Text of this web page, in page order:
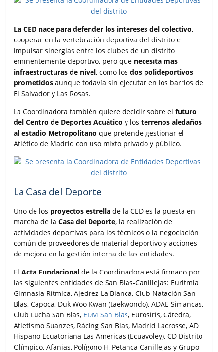
La CED nace para defender los intereses del colectivo,
cooperar en la vertebración deportiva del distrito e
impulsar sinergias entre los clubes de un distrito
eminentemente deportivo, pero que necesita más
infraestructuras de nivel, como losdos polideportivos
prometidos aunque todavía sin ejecutar en los barrios de
El Salvador y Las Rosas.
La Coordinadora también quiere decidir sobre elfuturo
del Centro de Deportes Acuático y losterrenos aledaños
al estadio Metropolitano que pretende gestionar el
Atlético de Madrid con uso mixto privado y público.
La Casa del Deporte
Uno de los proyectos estrella de la CED es la puesta en
marcha de laCasa del Deporte, la realización de
actividades deportivas para los técnicos o la negociación
común de proveedores de material deportivo y acciones
de mejora en la gestión interna de las entidades.
ElActa Fundacional de la Coordinadora está firmado por
las siguientes entidades de San Blas-Canillejas: Euritmia
Gimnasia Rítmica, Ajedrez La Blanca, Club Natación San
Blas, Capoca, Duk Woo Kwan (taekwondo), ADAE Simancas,
Club Lucha San Blas, EDM San Blas, Eurosiris, Cátedra,
Atletismo Suanzes, Rácing San Blas, Madrid Lacrosse, AD
Hispano Ecuatoriana Las Américas (Ecuavoley), CD Distrito
Olímpico, Afanias, Polígono H, Petanca Canillejas y Grupo